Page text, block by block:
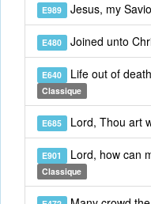
E989 Jesus, my
E480 Joined unto
E640 Life out of
Classique
E685 Lord, Thou art
E901 Lord, how can
Classique